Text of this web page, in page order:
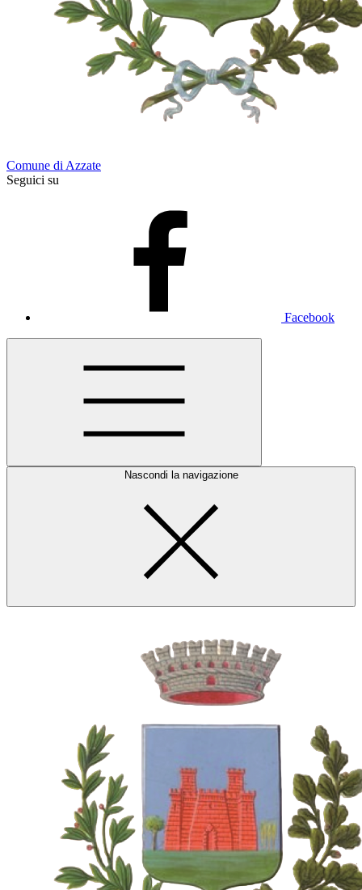
Comune di Azzate
Seguici su
Facebook
Nascondi la navigazione